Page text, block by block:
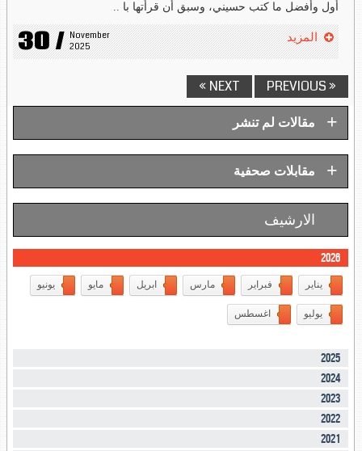
أول وأفضل ما كتب حسيني، وسبق أن قرأتها با ..
30 / November
2025
المزيد
« PREVIOUS
NEXT »
مقالات لم تنشر +
مقابلات صحفية +
الارشيف
2026
يناير فبراير مارس ابريل مايو يونيو
يوليو اغسطس
2025
2024
2023
2022
2021